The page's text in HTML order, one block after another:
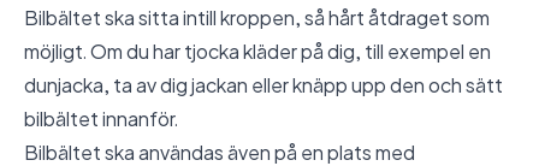
Bilbältet ska sitta intill kroppen, så hårt åtdraget som
möjligt. Om du har tjocka kläder på dig, till exempel en
dunjacka, ta av dig jackan eller knäpp upp den och sätt
bilbältet innanför.
Bilbältet ska användas även på en plats med